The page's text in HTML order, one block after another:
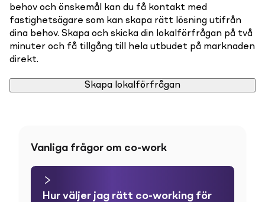
behov och önskemål kan du få kontakt med
fastighetsägare som kan skapa rätt lösning utifrån
dina behov. Skapa och skicka din lokalförfrågan på två
minuter och få tillgång till hela utbudet på marknaden
direkt.
Skapa lokalförfrågan
Vanliga frågor om co-work
Hur väljer jag rätt co-working för